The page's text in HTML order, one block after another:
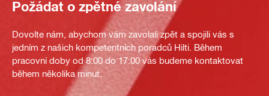
Požádat o zpětné zavolání
Dovolte nám, abychom vám zavolali zpět a spojili vás s
jedním z našich kompetentních poradců Hilti. Během
pracovní doby od 8:00 do 17:00 vás budeme kontaktovat
během několika minut.